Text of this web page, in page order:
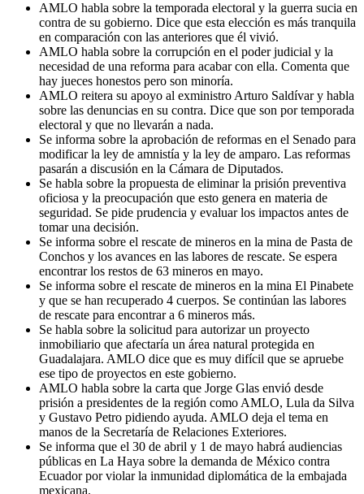
AMLO habla sobre la temporada electoral y la guerra sucia en
contra de su gobierno. Dice que esta elección es más tranquila
en comparación con las anteriores que él vivió.
AMLO habla sobre la corrupción en el poder judicial y la
necesidad de una reforma para acabar con ella. Comenta que
hay jueces honestos pero son minoría.
AMLO reitera su apoyo al exministro Arturo Saldívar y habla
sobre las denuncias en su contra. Dice que son por temporada
electoral y que no llevarán a nada.
Se informa sobre la aprobación de reformas en el Senado para
modificar la ley de amnistía y la ley de amparo. Las reformas
pasarán a discusión en la Cámara de Diputados.
Se habla sobre la propuesta de eliminar la prisión preventiva
oficiosa y la preocupación que esto genera en materia de
seguridad. Se pide prudencia y evaluar los impactos antes de
tomar una decisión.
Se informa sobre el rescate de mineros en la mina de Pasta de
Conchos y los avances en las labores de rescate. Se espera
encontrar los restos de 63 mineros en mayo.
Se informa sobre el rescate de mineros en la mina El Pinabete
y que se han recuperado 4 cuerpos. Se continúan las labores
de rescate para encontrar a 6 mineros más.
Se habla sobre la solicitud para autorizar un proyecto
inmobiliario que afectaría un área natural protegida en
Guadalajara. AMLO dice que es muy difícil que se apruebe
ese tipo de proyectos en este gobierno.
AMLO habla sobre la carta que Jorge Glas envió desde
prisión a presidentes de la región como AMLO, Lula da Silva
y Gustavo Petro pidiendo ayuda. AMLO deja el tema en
manos de la Secretaría de Relaciones Exteriores.
Se informa que el 30 de abril y 1 de mayo habrá audiencias
públicas en La Haya sobre la demanda de México contra
Ecuador por violar la inmunidad diplomática de la embajada
mexicana.